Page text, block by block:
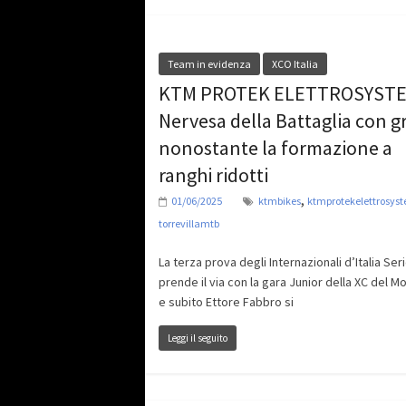
Team in evidenza XCO Italia
KTM PROTEK
Nervesa della Battaglia con
nonostante la formazione a
ranghi ridotti
01/06/2025 ktmbikes,
torrevillamtb
La terza prova degli Internazionali d’Italia
prende il via con la gara Junior della XC del
e subito Ettore Fabbro si
Leggi il seguito